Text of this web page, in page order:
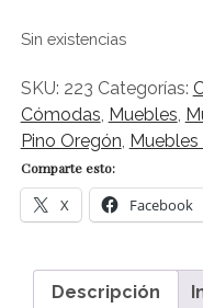
Sin existencias
SKU: 223 Categorías:
Cómodas, Muebles,
Pino Oregón,
Comparte esto:
X Facebook
Descripción